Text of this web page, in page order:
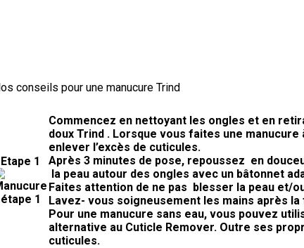
conseils pour une manucure Trind
Etape 1
Commencez en nettoyant les ongles et en
doux Trind . Lorsque vous faites une
enlever l’excès de cuticules.
Après 3 minutes de pose, repoussez en
la peau autour des ongles avec un bâtonnet
Faites attention de ne pas blesser la peau et/
Lavez- vous soigneusement les mains après
Pour une manucure sans eau, vous pouvez
alternative au Cuticle Remover. Outre ses
cuticules.